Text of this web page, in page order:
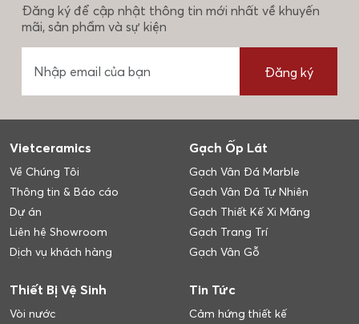
Đăng ký để cập nhật thông tin mới nhất về khuyến
mãi, sản phẩm và sự kiện
Đăng ký
Vietceramics
Về Chúng Tôi
Thông tin & Báo cáo
Dự án
Liên hệ Showroom
Dịch vụ khách hàng
Gạch Ốp Lát
Gạch Vân Đá Marble
Gạch Vân Đá Tự Nhiên
Gạch Thiết Kế Xi Măng
Gạch Trang Trí
Gạch Vân Gỗ
Thiết Bị Vệ Sinh
Vòi nước
Tin Tức
Cảm hứng thiết kế